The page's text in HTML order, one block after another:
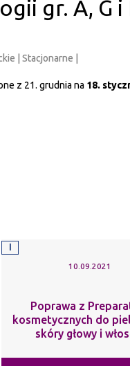
gr. A, G i
| Stacjonarne |
z 21. grudnia na 18.
I
10.09.2021
Poprawa z
kosmetycznych do
skóry głowy i